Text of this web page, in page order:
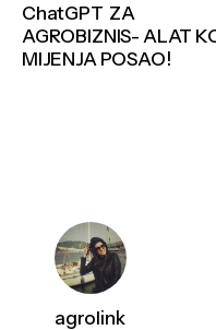
ChatGPT ZA
AGROBIZNIS- ALAT
MIJENJA POSAO!
agrolink